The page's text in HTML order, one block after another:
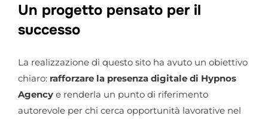
Un progetto pensato per il
successo
La realizzazione di questo sito ha avuto un obiettivo
chiaro: rafforzare la presenza digitale di Hypnos
Agency e renderla un punto di riferimento
autorevole per chi cerca opportunità lavorative nel